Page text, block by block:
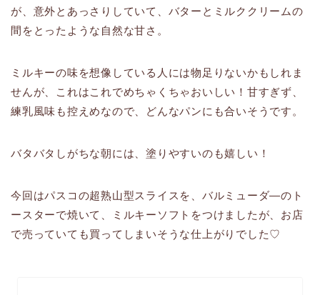
が、意外とあっさりしていて、バターとミルククリームの
間をとったような自然な甘さ。
ミルキーの味を想像している人には物足りないかもしれま
せんが、これはこれでめちゃくちゃおいしい！甘すぎず、
練乳風味も控えめなので、どんなパンにも合いそうです。
バタバタしがちな朝には、塗りやすいのも嬉しい！
今回はパスコの超熟山型スライスを、バルミューダ―のト
ースターで焼いて、ミルキーソフトをつけましたが、お店
で売っていても買ってしまいそうな仕上がりでした♡